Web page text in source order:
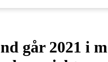
går 2021 i